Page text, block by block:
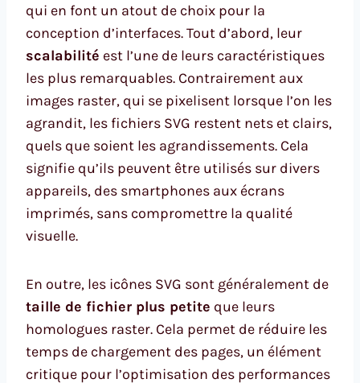
qui en font un atout de choix pour la
conception d’interfaces. Tout d’abord, leur
scalabilité est l’une de leurs caractéristiques
les plus remarquables. Contrairement aux
images raster, qui se pixelisent lorsque l’on les
agrandit, les fichiers SVG restent nets et clairs,
quels que soient les agrandissements. Cela
signifie qu’ils peuvent être utilisés sur divers
appareils, des smartphones aux écrans
imprimés, sans compromettre la qualité
visuelle.
En outre, les icônes SVG sont généralement de
taille de fichier plus petite que leurs
homologues raster. Cela permet de réduire les
temps de chargement des pages, un élément
critique pour l’optimisation des performances